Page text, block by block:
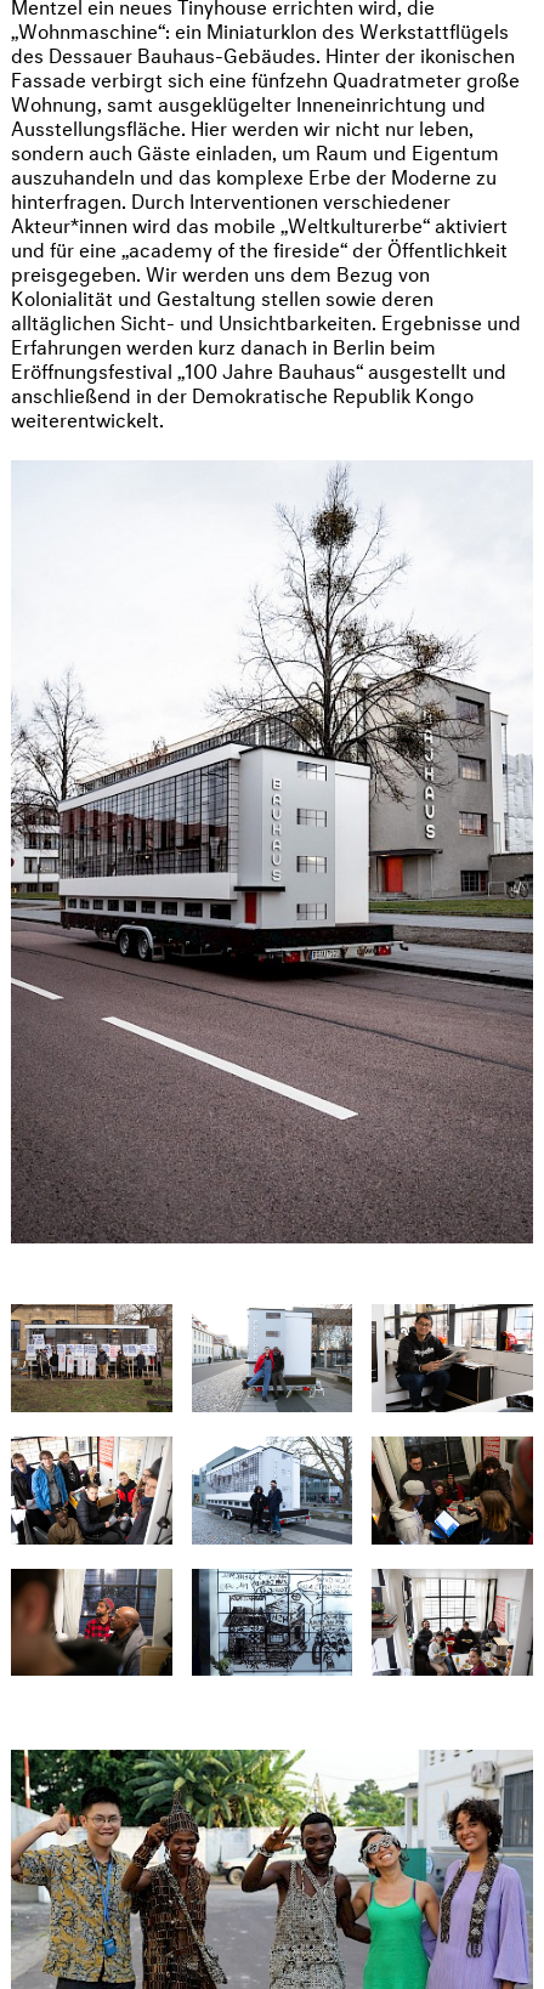
„Wohnmaschine“: ein Miniaturklon des Werkstattflügels
des Dessauer Bauhaus-Gebäudes. Hinter der ikonischen
Fassade verbirgt sich eine fünfzehn Quadratmeter große
Wohnung, samt ausgeklügelter Inneneinrichtung und
Ausstellungsfläche. Hier werden wir nicht nur leben,
sondern auch Gäste einladen, um Raum und Eigentum
auszuhandeln und das komplexe Erbe der Moderne zu
hinterfragen. Durch Interventionen verschiedener
Akteur*innen wird das mobile „Weltkulturerbe“ aktiviert
und für eine „academy of the fireside“ der Öffentlichkeit
preisgegeben. Wir werden uns dem Bezug von
Kolonialität und Gestaltung stellen sowie deren
alltäglichen Sicht- und Unsichtbarkeiten. Ergebnisse und
Erfahrungen werden kurz danach in Berlin beim
Eröffnungsfestival „100 Jahre Bauhaus“ ausgestellt und
anschließend in der Demokratische Republik Kongo
weiterentwickelt.